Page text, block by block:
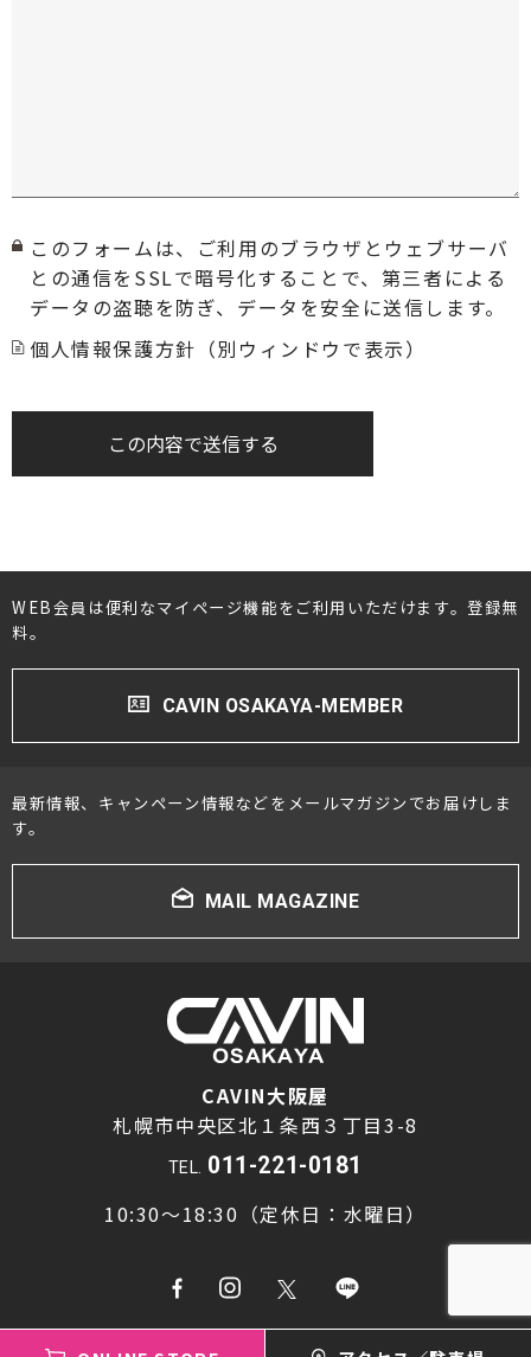
このフォームは、ご利用のブラウザとウェブサーバ
との通信をSSLで暗号化することで、第三者による
データの盗聴を防ぎ、データを安全に送信します。
個人情報保護方針（別ウィンドウで表示）
この内容で送信する
WEB会員は便利なマイページ機能をご利用いただけます。登録無
料。
CAVIN OSAKAYA-MEMBER
最新情報、キャンペーン情報などをメールマガジンでお届けしま
す。
MAIL MAGAZINE
CAVIN大阪屋
札幌市中央区北１条西３丁目3-8
TEL. 011-221-0181
10:30～18:30（定休日：水曜日）